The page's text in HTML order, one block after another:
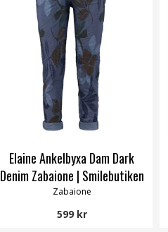
Elaine Ankelbyxa Dam Dark
Denim Zabaione | Smilebutiken
Zabaione
599 kr